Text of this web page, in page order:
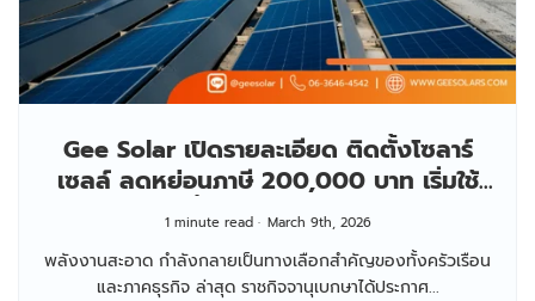
Gee Solar เปิดรายละเอียด ติดตั้งโซลาร์
เซลล์ ลดหย่อนภาษี 200,000 บาท เริ่มใช้
สิทธิ์ได้ตั้งแต่ 3 มีนาคม 2569
1 minute read March 9th, 2026
พลังงานสะอาด กำลังกลายเป็นทางเลือกสำคัญของทั้งครัวเรือน
และภาคธุรกิจ ล่าสุด ราชกิจจานุเบกษาได้ประกาศ...